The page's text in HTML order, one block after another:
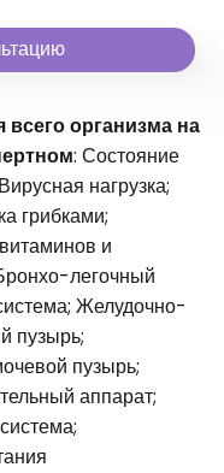
всего организма на
: Состояние
нагрузка;
грибками;
и
легочный
Желудочно-
пузырь;
пузырь;
аппарат;